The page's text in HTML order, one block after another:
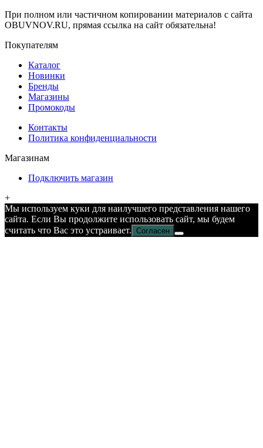
При полном или частичном копировании материалов с сайта
OBUVNOV.RU, прямая ссылка на сайт обязательна!
Покупателям
Каталог
Новинки
Бренды
Магазины
Промокоды
Контакты
Политика конфиденциальности
Магазинам
Подключить магазин
+
Мы используем куки для наилучшего представления нашего
сайта. Если Вы продолжите использовать сайт, мы будем
считать что Вас это устраивает. Согласен